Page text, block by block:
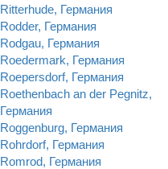
Ritterhude, Германия
Rodder, Германия
Rodgau, Германия
Roedermark, Германия
Roepersdorf, Германия
Roethenbach an der Pegnitz,
Германия
Roggenburg, Германия
Rohrdorf, Германия
Romrod, Германия